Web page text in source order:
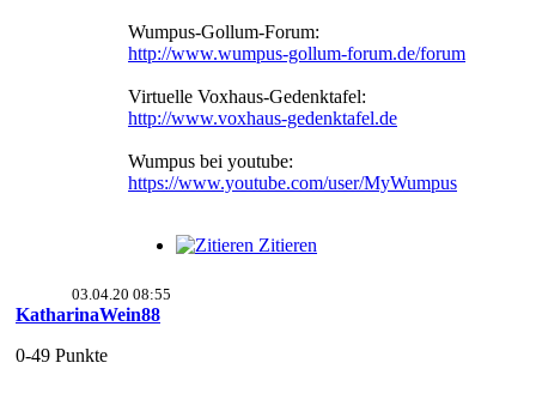
Wumpus-Gollum-Forum:
http://www.wumpus-gollum-forum.de/forum
Virtuelle Voxhaus-Gedenktafel:
http://www.voxhaus-gedenktafel.de
Wumpus bei youtube:
https://www.youtube.com/user/MyWumpus
Zitieren
03.04.20 08:55
KatharinaWein88
0-49 Punkte